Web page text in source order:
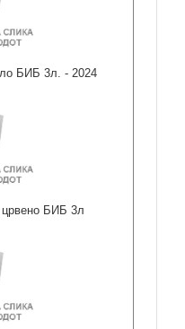
БИБ 3л. - 2024
БИБ 3л